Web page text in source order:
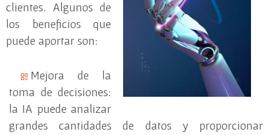
clientes. Algunos de
los beneficios que
puede aportar son:
Mejora de la
toma de decisiones:
la IA puede analizar
grandes cantidades de datos y proporcionar